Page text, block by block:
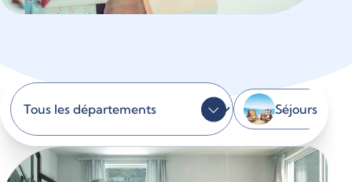
Réinitialiser Séjours